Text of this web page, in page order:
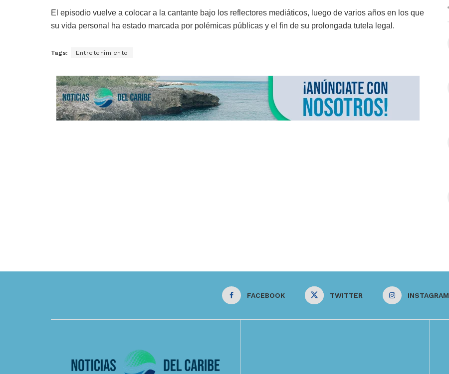
El episodio vuelve a colocar a la cantante bajo los reflectores mediáticos, luego de varios años en los que
su vida personal ha estado marcada por polémicas públicas y el fin de su prolongada tutela legal.
Tags: Entretenimiento
FACEBOOK TWITTER INSTAGRAM